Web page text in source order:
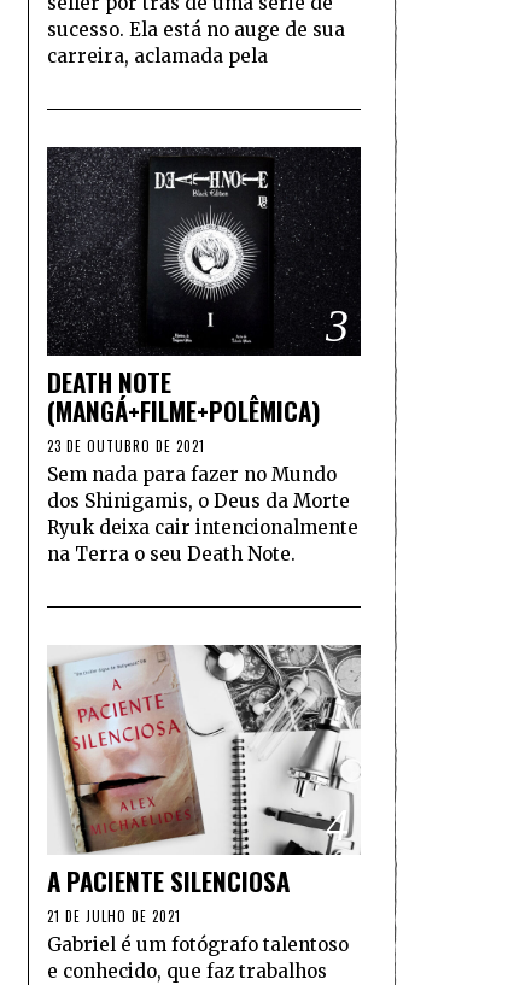
sucesso. Ela está no auge de sua
carreira, aclamada pela
3
DEATH NOTE
(MANGÁ+FILME+POLÊMICA)
23 DE OUTUBRO DE 2021
Sem nada para fazer no Mundo
dos Shinigamis, o Deus da Morte
Ryuk deixa cair intencionalmente
na Terra o seu Death Note.
4
A PACIENTE SILENCIOSA
21 DE JULHO DE 2021
Gabriel é um fotógrafo talentoso
e conhecido, que faz trabalhos